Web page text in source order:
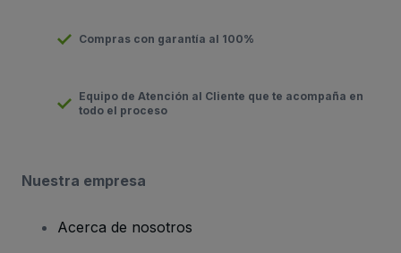
Compras con garantía al 100%
Equipo de Atención al Cliente que te acompaña en
todo el proceso
Nuestra empresa
Acerca de nosotros